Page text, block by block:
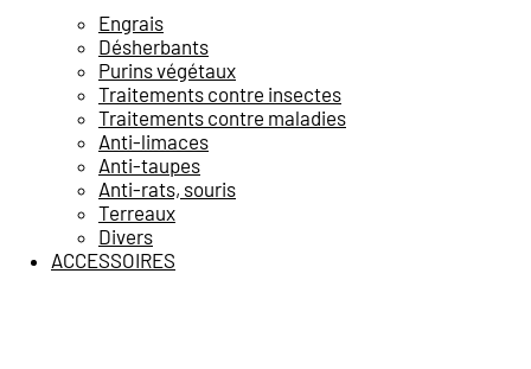
Engrais
Désherbants
Purins végétaux
Traitements contre insectes
Traitements contre maladies
Anti-limaces
Anti-taupes
Anti-rats, souris
Terreaux
Divers
ACCESSOIRES